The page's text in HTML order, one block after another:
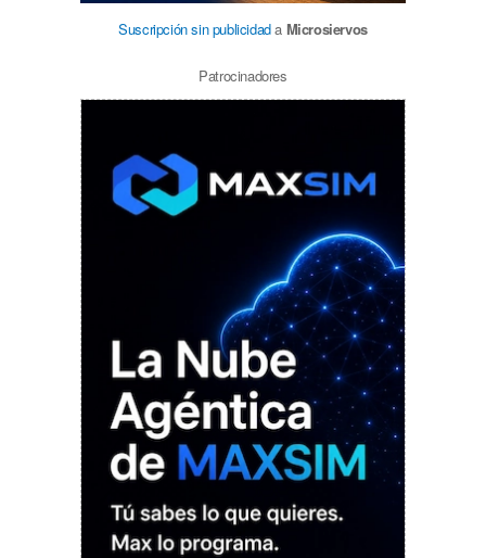
Suscripción sin publicidada Microsiervos
Patrocinadores